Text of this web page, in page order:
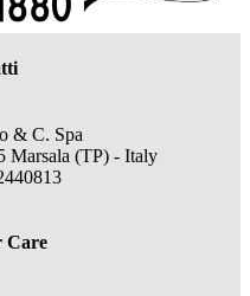
& C. Spa
Marsala (TP) - Italy
Care